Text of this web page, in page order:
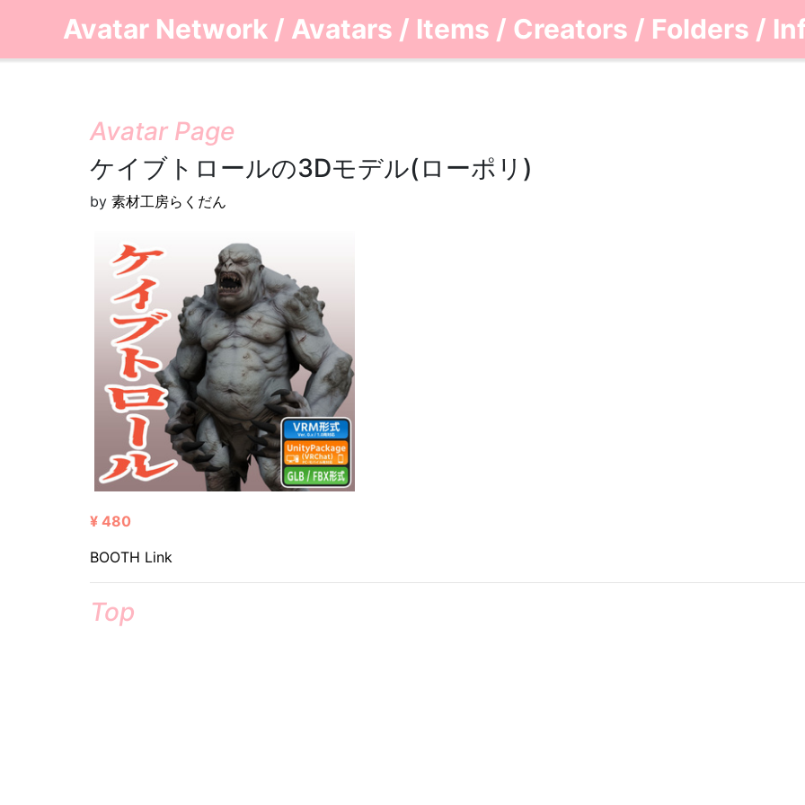
Avatar Network / Avatars / Items / Creators / Folders /
Avatar Page
ケイブトロールの3Dモデル(ローポリ)
by 素材工房らくだん
¥ 480
BOOTH Link
Top